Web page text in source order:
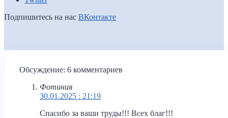
Подпишитесь на нас ВКонтакте
Обсуждение: 6 комментариев
Фотиния
30.01.2025 : 21:19
Спасибо за ваши труды!!! Всех благ!!!